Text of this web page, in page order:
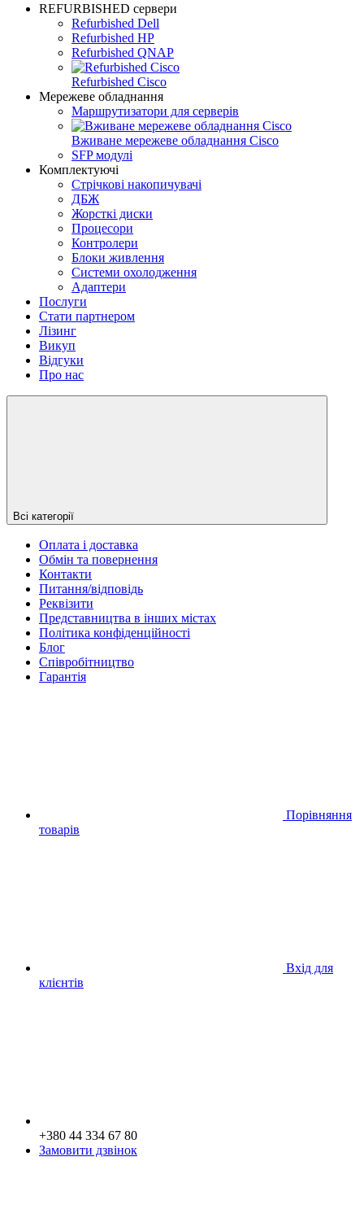
REFURBISHED сервери
Refurbished Dell
Refurbished HP
Refurbished QNAP
Refurbished Cisco
Мережеве обладнання
Маршрутизатори для серверів
Вживане мережеве обладнання Cisco
SFP модулі
Комплектуючі
Стрічкові накопичувачі
ДБЖ
Жорсткi диски
Процесори
Контролери
Блоки живлення
Системи охолодження
Адаптери
Послуги
Стати партнером
Лізинг
Викуп
Відгуки
Про нас
Всі категорії
Оплата і доставка
Обмін та повернення
Контакти
Питання/відповідь
Реквізити
Представництва в інших містах
Політика конфіденційності
Блог
Співробітництво
Гарантія
Порівняння
товарів
Вхід для
клієнтів
+380 44 334 67 80
Замовити дзвінок